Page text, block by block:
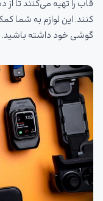
قاب را تهیه می‌کنند تا از
کنند. این لوازم به شما
گوشی خود داشته باشید.